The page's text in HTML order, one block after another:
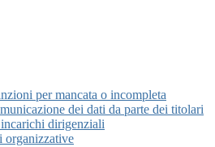
per mancata o incompleta
dei dati da parte dei titolari
dirigenziali
organizzative